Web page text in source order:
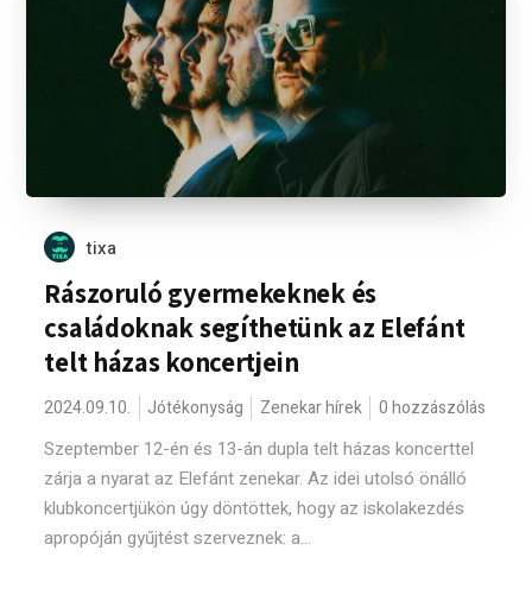
tixa
Rászoruló gyermekeknek és
családoknak segíthetünk az Elefánt
telt házas koncertjein
2024.09.10. Jótékonyság Zenekar hírek 0 hozzászólás
Szeptember 12-én és 13-án dupla telt házas koncerttel
zárja a nyarat az Elefánt zenekar. Az idei utolsó önálló
klubkoncertjükön úgy döntöttek, hogy az iskolakezdés
apropóján gyűjtést szerveznek: a...